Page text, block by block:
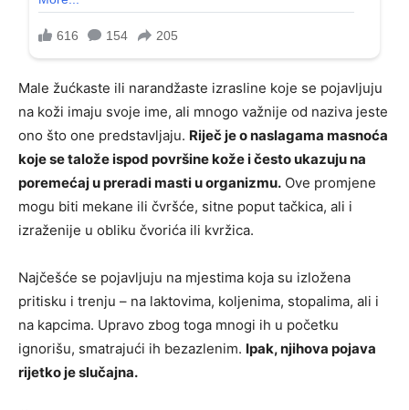
Male žućkaste ili narandžaste izrasline koje se pojavljuju
na koži imaju svoje ime, ali mnogo važnije od naziva jeste
ono što one predstavljaju. Riječ je o naslagama masnoća
koje se talože ispod površine kože i često ukazuju na
poremećaj u preradi masti u organizmu. Ove promjene
mogu biti mekane ili čvršće, sitne poput tačkica, ali i
izraženije u obliku čvorića ili kvržica.
Najčešće se pojavljuju na mjestima koja su izložena
pritisku i trenju – na laktovima, koljenima, stopalima, ali i
na kapcima. Upravo zbog toga mnogi ih u početku
ignorišu, smatrajući ih bezazlenim. Ipak, njihova pojava
rijetko je slučajna.